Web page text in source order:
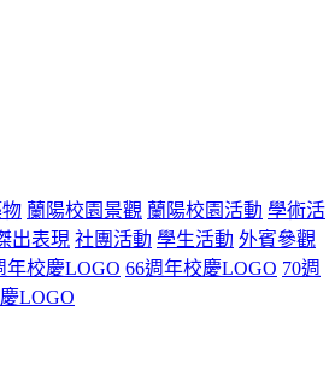
蘭陽校園景觀 蘭陽校園活動 學術活
出表現 社團活動 學生活動 外賓參觀
年校慶LOGO 66週年校慶LOGO 70週
LOGO